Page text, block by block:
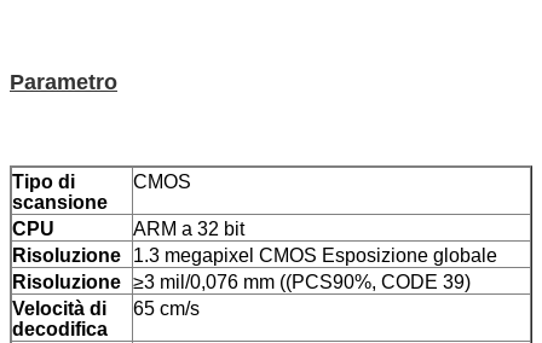
Parametro
Tipo di
scansione
CMOS
CPU
ARM a 32 bit
Risoluzione
1.3 megapixel CMOS Esposizione globale
Risoluzione ≥3 mil/0,076 mm ((PCS90%, CODE 39)
Velocità di
decodifica
65 cm/s